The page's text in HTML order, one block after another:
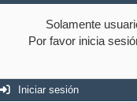
Solamente
Por favor inicia
Iniciar sesión